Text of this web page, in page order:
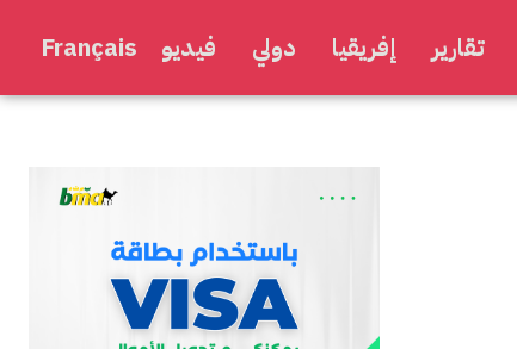
تقارير إفريقيا دولي فيديو Français